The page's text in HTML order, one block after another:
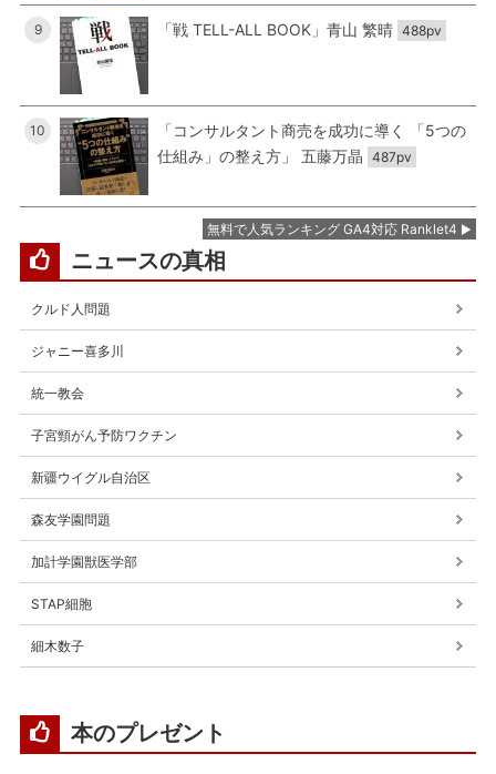
9 「戦 TELL-ALL BOOK」青山 繁晴 488pv
10
「コンサルタント商売を成功に導く 「5つの
仕組み」の整え方」 五藤万晶 487pv
無料で人気ランキング GA4対応 Ranklet4
ニュースの真相
クルド人問題
ジャニー喜多川
統一教会
子宮頸がん予防ワクチン
新疆ウイグル自治区
森友学園問題
加計学園獣医学部
STAP細胞
細木数子
本のプレゼント